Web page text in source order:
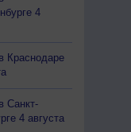
4
Краснодаре
Санкт-
4 августа